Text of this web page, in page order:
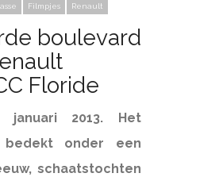
Filmpjes Renault
boulevard
Floride
januari 2013. Het
bedekt onder een
schaatstochten